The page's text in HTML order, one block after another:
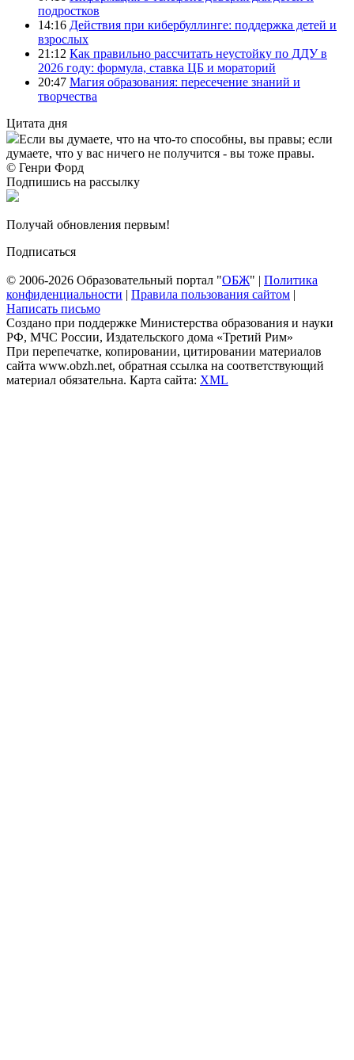
подростков
14:16 Действия при кибербуллинге: поддержка детей и
взрослых
21:12 Как правильно рассчитать неустойку по ДДУ в
2026 году: формула, ставка ЦБ и мораторий
20:47 Магия образования: пересечение знаний и
творчества
Цитата дня
Если вы думаете, что на что-то способны, вы правы; если
думаете, что у вас ничего не получится - вы тоже правы.
© Генри Форд
Подпишись на рассылку
Получай обновления первым!
Подписаться
© 2006-2026 Образовательный портал "ОБЖ" | Политика
конфиденциальности | Правила пользования сайтом |
Написать письмо
Создано при поддержке Министерства образования и науки
РФ, МЧС России, Издательского дома «Третий Рим»
При перепечатке, копировании, цитировании материалов
сайта www.obzh.net, обратная ссылка на соответствующий
материал обязательна. Карта сайта: XML